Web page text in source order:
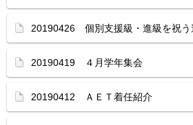
20190426 個別支援級・進級を祝う
20190419 ４月学年集会
20190412 ＡＥＴ着任紹介